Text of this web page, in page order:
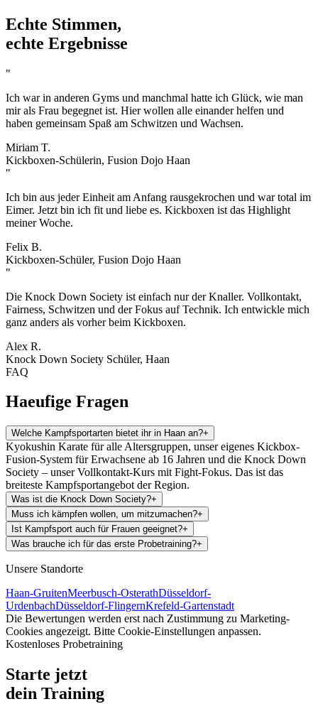
Echte Stimmen,
echte Ergebnisse
"
Ich war in anderen Gyms und manchmal hatte ich Glück, wie man
mir als Frau begegnet ist. Hier wollen alle einander helfen und
haben gemeinsam Spaß am Schwitzen und Wachsen.
Miriam T.
Kickboxen-Schülerin, Fusion Dojo Haan
"
Ich bin aus jeder Einheit am Anfang rausgekrochen und war total im
Eimer. Jetzt bin ich fit und liebe es. Kickboxen ist das Highlight
meiner Woche.
Felix B.
Kickboxen-Schüler, Fusion Dojo Haan
"
Die Knock Down Society ist einfach nur der Knaller. Vollkontakt,
Fairness, Schwitzen und der Fokus auf Technik. Ich entwickle mich
ganz anders als vorher beim Kickboxen.
Alex R.
Knock Down Society Schüler, Haan
FAQ
Haeufige Fragen
Welche Kampfsportarten bietet ihr in Haan an?+
Kyokushin Karate für alle Altersgruppen, unser eigenes Kickbox-
Fusion-System für Erwachsene ab 16 Jahren und die Knock Down
Society – unser Vollkontakt-Kurs mit Fight-Fokus. Das ist das
breiteste Kampfsportangebot der Region.
Was ist die Knock Down Society?+
Muss ich kämpfen wollen, um mitzumachen?+
Ist Kampfsport auch für Frauen geeignet?+
Was brauche ich für das erste Probetraining?+
Unsere Standorte
Haan-GruitenMeerbusch-OsterathDüsseldorf-
UrdenbachDüsseldorf-FlingernKrefeld-Gartenstadt
Die Bewertungen werden erst nach Zustimmung zu Marketing-
Cookies angezeigt. Bitte Cookie-Einstellungen anpassen.
Kostenloses Probetraining
Starte jetzt
dein Training